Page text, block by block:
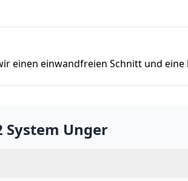
einwandfreien Schnitt und eine
System Unger